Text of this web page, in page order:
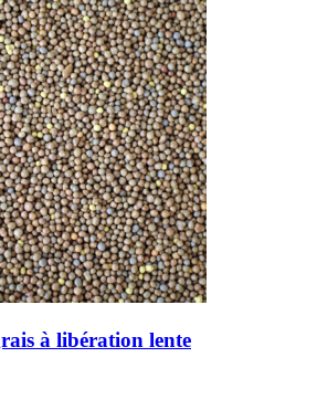
à libération lente